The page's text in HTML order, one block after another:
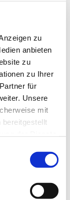
zu
anbieten
zu
zu Ihrer
für
Unsere
mit
bereitgestellt
auch
und